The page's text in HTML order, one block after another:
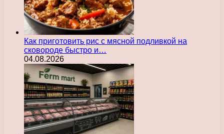
Как приготовить рис с мясной подливкой на
сковороде быстро и…
04.08.2026